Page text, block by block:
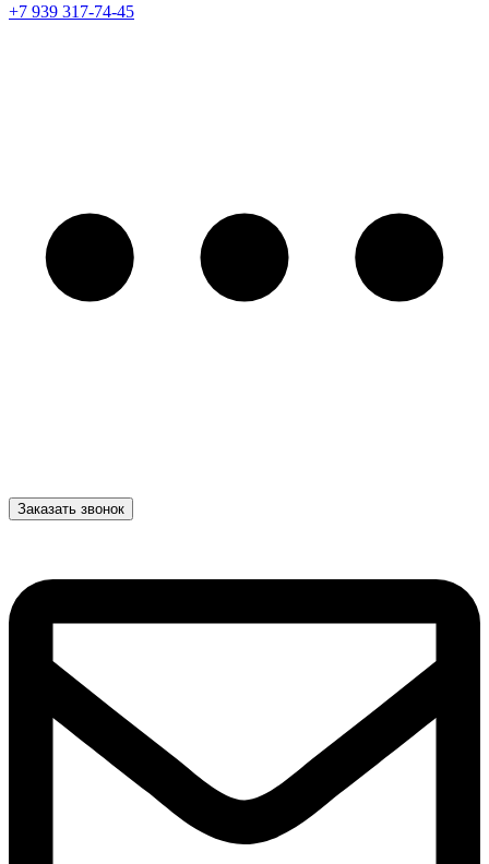
+7 939 317-74-45
Заказать звонок